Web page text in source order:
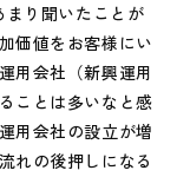
まり聞いたことが
価値をお客様にい
用会社（新興運用
ことは多いなと感
用会社の設立が増
れの後押しになる